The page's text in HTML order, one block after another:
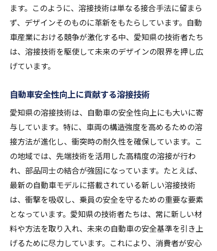
ます。このように、溶接技術は単なる接合手法に留まら
ず、デザインそのものに革新をもたらしています。自動
車産業における競争が激化する中、愛知県の技術者たち
は、溶接技術を駆使して未来のデザインの限界を押し広
げています。
自動車安全性向上に貢献する溶接技術
愛知県の溶接技術は、自動車の安全性向上にも大いに寄
与しています。特に、車両の構造強度を高めるための溶
接方法が進化し、衝突時の耐久性を確保しています。こ
の地域では、先端技術を活用した高精度の溶接が行わ
れ、部品同士の結合が強固になっています。たとえば、
最新の自動車モデルに搭載されている新しい溶接技術
は、衝撃を吸収し、乗員の安全を守るための重要な要素
となっています。愛知県の技術者たちは、常に新しい材
料や方法を取り入れ、未来の自動車の安全基準を引き上
げるために尽力しています。これにより、消費者が安心